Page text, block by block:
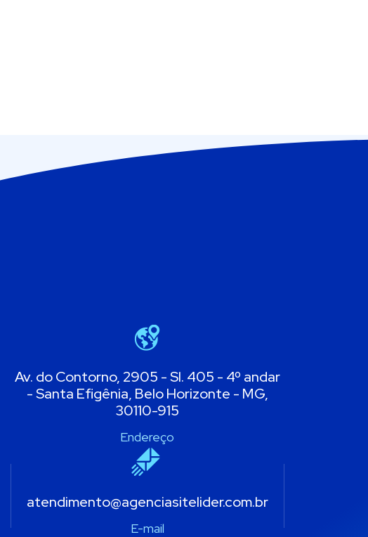
Av. do Contorno, 2905 - Sl. 405 - 4º andar
- Santa Efigênia, Belo Horizonte - MG,
30110-915
Endereço
atendimento@agenciasitelider.com.br
E-mail